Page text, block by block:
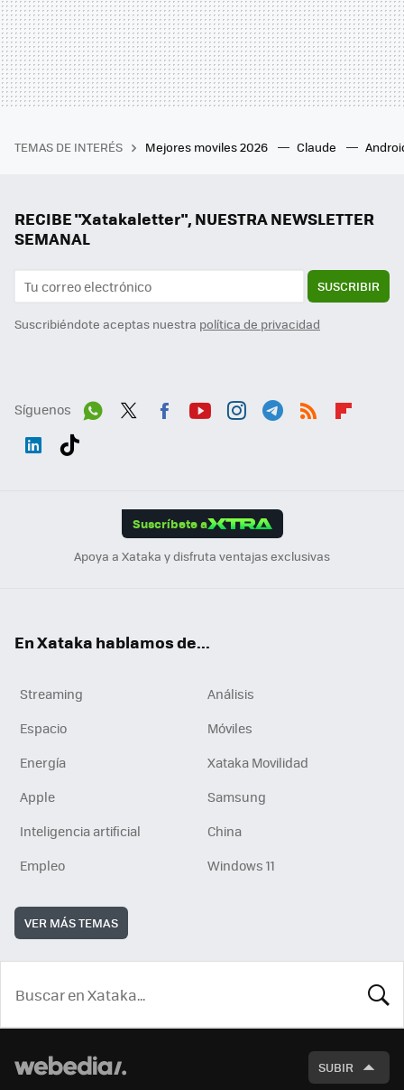
TEMAS DE INTERÉS Mejores moviles 2026 Claude
RECIBE "Xatakaletter", NUESTRA NEWSLETTER
SEMANAL
SUSCRIBIR
Suscribiéndote aceptas nuestra política de privacidad
Síguenos
Suscríbete a
Apoya a Xataka y disfruta ventajas exclusivas
En Xataka hablamos de...
Streaming
Análisis
Espacio
Móviles
Energía
Xataka Movilidad
Apple
Samsung
Inteligencia artificial
China
Empleo
Windows 11
VER MÁS TEMAS
SUBIR